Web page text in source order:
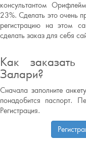
консультантом
23%. Сделать это очень
регистрацию на этом
сделать заказ для себя
Как
Залари?
Сначала заполните
понадобится паспорт.
Регистрация.